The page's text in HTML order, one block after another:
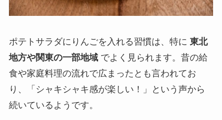
ポテトサラダにりんごを入れる習慣は、特に 東北
地方や関東の一部地域でよく見られます。昔の給
食や家庭料理の流れで広まったとも言われてお
り、「シャキシャキ感が楽しい！」という声から
続いているようです。